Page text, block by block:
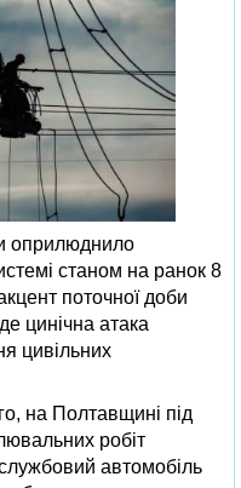
оприлюднило
станом на ранок 8
поточної доби
цинічна атака
цивільних
на Полтавщині під
робіт
автомобіль